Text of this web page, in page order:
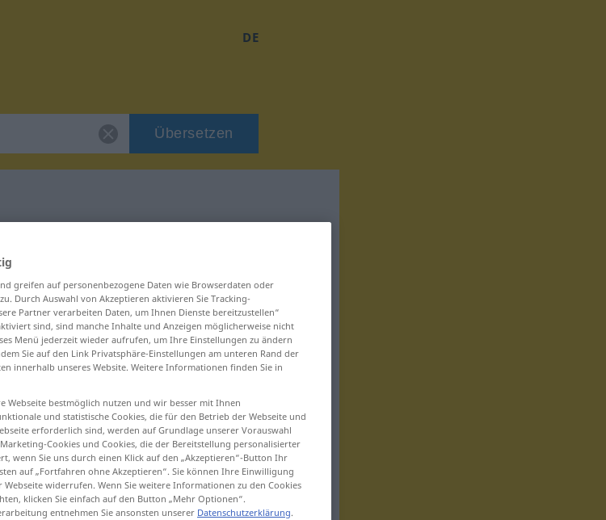
DE
Übersetzen
greifen auf personenbezogene Daten wie Browserdaten oder
Durch Auswahl von Akzeptieren aktivieren Sie Tracking-
Partner verarbeiten Daten, um Ihnen Dienste bereitzustellen“
sind, sind manche Inhalte und Anzeigen möglicherweise nicht
Menü jederzeit wieder aufrufen, um Ihre Einstellungen zu ändern
Sie auf den Link Privatsphäre-Einstellungen am unteren Rand der
innerhalb unseres Website. Weitere Informationen finden Sie in
Webseite bestmöglich nutzen und wir besser mit Ihnen
und statistische Cookies, die für den Betrieb der Webseite und
erforderlich sind, werden auf Grundlage unserer Vorauswahl
Cookies und Cookies, die der Bereitstellung personalisierter
wenn Sie uns durch einen Klick auf den „Akzeptieren“-Button Ihr
auf „Fortfahren ohne Akzeptieren“. Sie können Ihre Einwilligung
widerrufen. Wenn Sie weitere Informationen zu den Cookies
klicken Sie einfach auf den Button „Mehr Optionen“.
entnehmen Sie ansonsten unserer Datenschutzerklärung.